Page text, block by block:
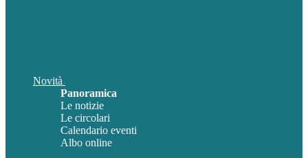
Novità
Panoramica
Le notizie
Le circolari
Calendario eventi
Albo online